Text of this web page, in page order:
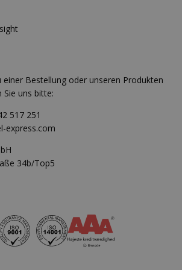
einer Bestellung oder unseren Produkten
Sie uns bitte:
517 251
express.com
34b/Top5